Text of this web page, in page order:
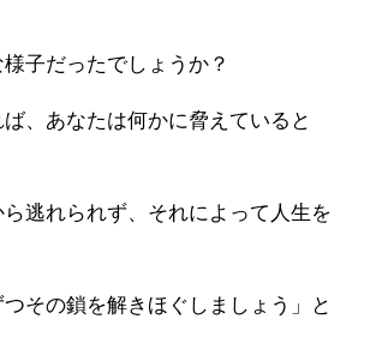
子だったでしょうか？
ば、あなたは何かに脅えていると
逃れられず、それによって人生を
その鎖を解きほぐしましょう」と